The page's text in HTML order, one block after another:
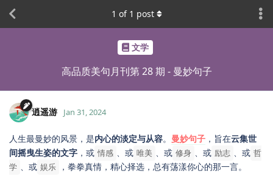
文学
高品质美句月刊第 28 期 - 曼妙句子
1 of 1 post
逍遥游 Jan 31, 2024
人生最曼妙的风景，是内心的淡定与从容。 曼妙句子 ，旨在云集世
间摇曳生姿的文字 ，或 情感 、或 唯美 、或 修身 、或 励志 、或 哲
学
、或 娱乐
，拳拳真情，精心择选，总有荡漾你心的那一言。